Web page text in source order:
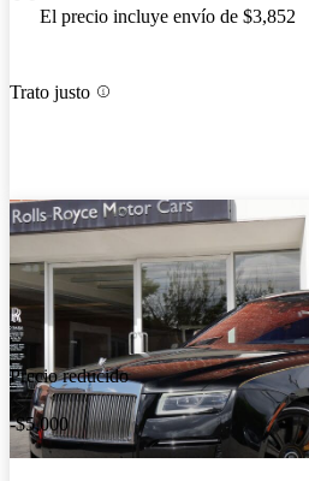
El precio incluye envío de $3,852
Trato justo
Precio reducido
-$5,000